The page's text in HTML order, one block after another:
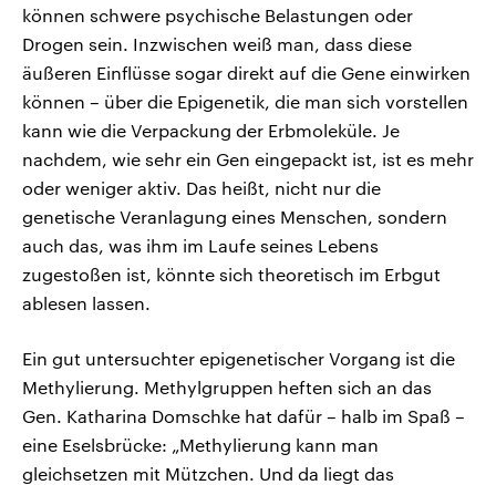
können schwere psychische Belastungen oder
Drogen sein. Inzwischen weiß man, dass diese
äußeren Einflüsse sogar direkt auf die Gene einwirken
können – über die Epigenetik, die man sich vorstellen
kann wie die Verpackung der Erbmoleküle. Je
nachdem, wie sehr ein Gen eingepackt ist, ist es mehr
oder weniger aktiv. Das heißt, nicht nur die
genetische Veranlagung eines Menschen, sondern
auch das, was ihm im Laufe seines Lebens
zugestoßen ist, könnte sich theoretisch im Erbgut
ablesen lassen.
Ein gut untersuchter epigenetischer Vorgang ist die
Methylierung. Methylgruppen heften sich an das
Gen. Katharina Domschke hat dafür – halb im Spaß –
eine Eselsbrücke: „Methylierung kann man
gleichsetzen mit Mützchen. Und da liegt das